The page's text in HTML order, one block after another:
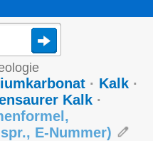
· Kalk ·
Kalk ·
,
, E-Nummer)